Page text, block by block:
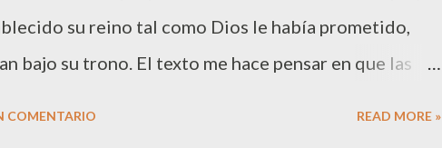
su reino tal como Dios le había prometido,
bajo su trono. El texto me hace pensar en que las
COMENTARIO READ MORE »